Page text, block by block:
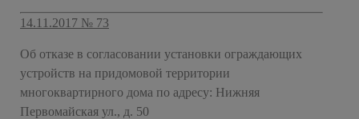
14.11.2017 № 73
Об отказе в согласовании установки ограждающих
устройств на придомовой территории
многоквартирного дома по адресу: Нижняя
Первомайская ул., д. 50